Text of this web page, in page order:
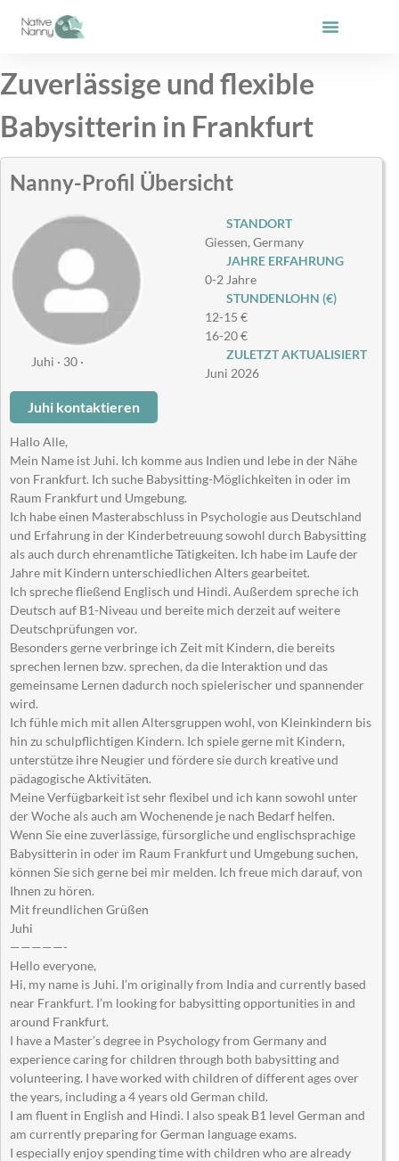
Inhalt
Zuverlässige und flexible
Babysitterin in Frankfurt
Nanny-Profil Übersicht
Juhi · 30 ·
STANDORT
Giessen, Germany
JAHRE ERFAHRUNG
0-2 Jahre
STUNDENLOHN (€)
12-15 €
16-20 €
ZULETZT AKTUALISIERT
Juni 2026
Juhi kontaktieren
Hallo Alle,
Mein Name ist Juhi. Ich komme aus Indien und lebe in der Nähe
von Frankfurt. Ich suche Babysitting-Möglichkeiten in oder im
Raum Frankfurt und Umgebung.
Ich habe einen Masterabschluss in Psychologie aus Deutschland
und Erfahrung in der Kinderbetreuung sowohl durch Babysitting
als auch durch ehrenamtliche Tätigkeiten. Ich habe im Laufe der
Jahre mit Kindern unterschiedlichen Alters gearbeitet.
Ich spreche fließend Englisch und Hindi. Außerdem spreche ich
Deutsch auf B1-Niveau und bereite mich derzeit auf weitere
Deutschprüfungen vor.
Besonders gerne verbringe ich Zeit mit Kindern, die bereits
sprechen lernen bzw. sprechen, da die Interaktion und das
gemeinsame Lernen dadurch noch spielerischer und spannender
wird.
Ich fühle mich mit allen Altersgruppen wohl, von Kleinkindern bis
hin zu schulpflichtigen Kindern. Ich spiele gerne mit Kindern,
unterstütze ihre Neugier und fördere sie durch kreative und
pädagogische Aktivitäten.
Meine Verfügbarkeit ist sehr flexibel und ich kann sowohl unter
der Woche als auch am Wochenende je nach Bedarf helfen.
Wenn Sie eine zuverlässige, fürsorgliche und englischsprachige
Babysitterin in oder im Raum Frankfurt und Umgebung suchen,
können Sie sich gerne bei mir melden. Ich freue mich darauf, von
Ihnen zu hören.
Mit freundlichen Grüßen
Juhi
—————-
Hello everyone,
Hi, my name is Juhi. I’m originally from India and currently based
near Frankfurt. I’m looking for babysitting opportunities in and
around Frankfurt.
I have a Master’s degree in Psychology from Germany and
experience caring for children through both babysitting and
volunteering. I have worked with children of different ages over
the years, including a 4 years old German child.
I am fluent in English and Hindi. I also speak B1 level German and
am currently preparing for German language exams.
I especially enjoy spending time with children who are already